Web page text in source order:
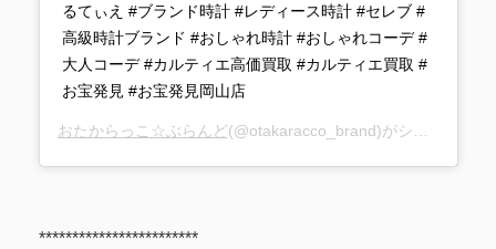
るてぃえ #ブランド時計 #レディース時計 #セレブ #
高級時計ブランド #おしゃれ時計 #おしゃれコーデ #
大人コーデ #カルティエ高価買取 #カルティエ買取 #
お宝発見 #お宝発見岡山店
おたからっこ☆ぶらんど(@otakaracco_brand)がシェアした投稿 –
************************